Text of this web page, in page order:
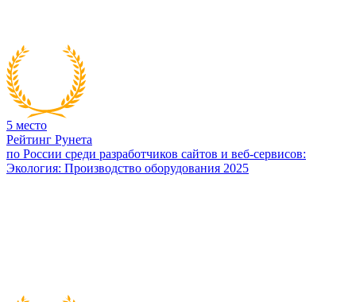
5 место
Рейтинг Рунета
по России среди разработчиков сайтов и веб-сервисов:
Экология: Производство оборудования 2025